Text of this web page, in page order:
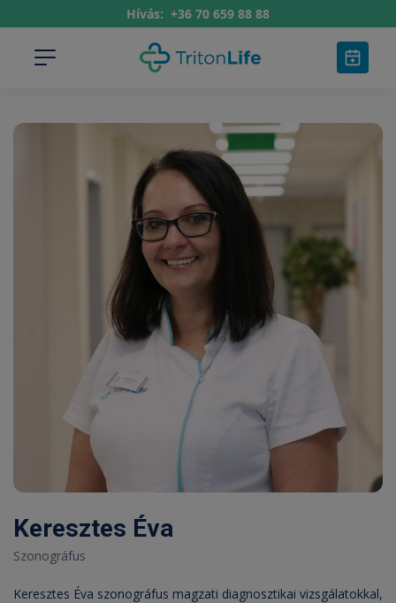
Hívás: +36 70 659 88 88
Keresztes Éva
Szonográfus
Keresztes Éva szonográfus magzati diagnosztikai vizsgálatokkal,